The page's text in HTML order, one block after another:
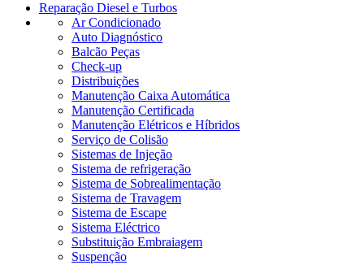
Reparação Diesel e Turbos
Ar Condicionado
Auto Diagnóstico
Balcão Peças
Check-up
Distribuições
Manutenção Caixa Automática
Manutenção Certificada
Manutenção Elétricos e Híbridos
Serviço de Colisão
Sistemas de Injeção
Sistema de refrigeração
Sistema de Sobrealimentação
Sistema de Travagem
Sistema de Escape
Sistema Eléctrico
Substituição Embraiagem
Suspenção